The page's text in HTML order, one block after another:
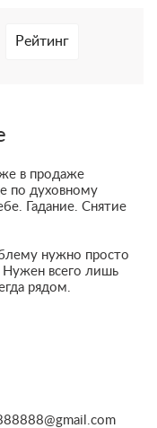
Рейтинг
в продаже
по духовному
Гадание. Снятие
нужно просто
всего лишь
рядом.